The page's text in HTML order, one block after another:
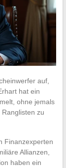
auf,
hat ein
ohne jemals
zu
Finanzexperten
Allianzen,
haben ein